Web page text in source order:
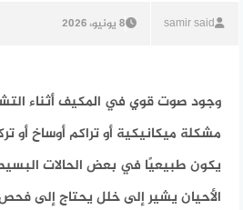
samir said 8 يونيو، 2026
وجود صوت قوي في المكيف أثناء
مشكلة ميكانيكية أو تراكم أوساخ أو
يكون طبيعيًا في بعض الحالات
الأحيان يشير إلى خلل يحتاج إلى